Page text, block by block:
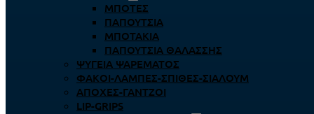
ΜΠΌΤΕΣ
ΠΑΠΟΎΤΣΙΑ
ΜΠΟΤΆΚΙΑ
ΠΑΠΟΎΤΣΙΑ ΘΑΛΆΣΣΗΣ
ΨΥΓΕΊΑ ΨΑΡΈΜΑΤΟΣ
ΦΑΚΟΊ-ΛΆΜΠΕΣ-ΣΠΊΘΕΣ-ΣΊΑΛΟΥΜ
ΑΠΌΧΕΣ-ΓΆΝΤΖΟΙ
LIP-GRIPS